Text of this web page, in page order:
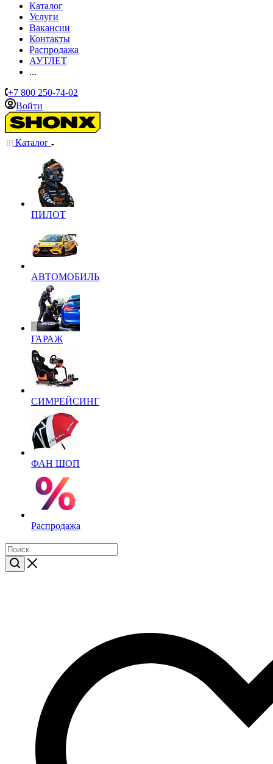
Каталог
Услуги
Вакансии
Контакты
Распродажа
АУТЛЕТ
...
+7 800 250-74-02
Войти
Каталог
ПИЛОТ
АВТОМОБИЛЬ
ГАРАЖ
СИМРЕЙСИНГ
ФАН ШОП
Распродажа